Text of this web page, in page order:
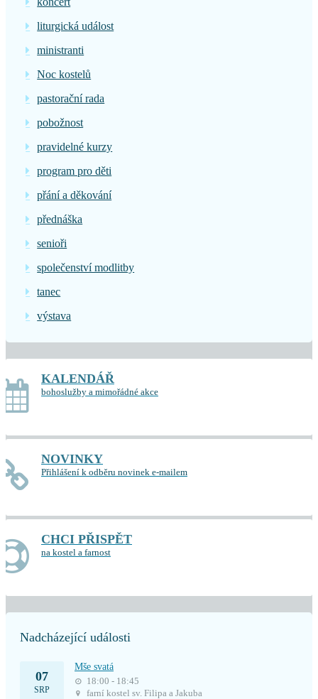
liturgická událost
ministranti
Noc kostelů
pastorační rada
pobožnost
pravidelné kurzy
program pro děti
přání a děkování
přednáška
senioři
společenství modlitby
tanec
výstava
KALENDÁŘ
bohoslužby a mimořádné akce
NOVINKY
Přihlášení k odběru novinek e-mailem
CHCI PŘISPĚT
na kostel a farnost
Nadcházející události
07
SRP
Mše svatá
18:00 - 18:45
farní kostel sv. Filipa a Jakuba